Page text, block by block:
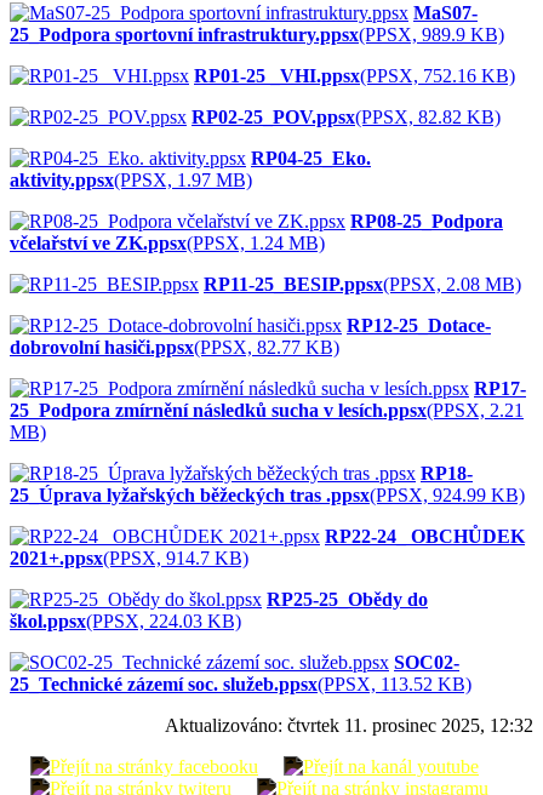
MaS07-
25_Podpora sportovní infrastruktury.ppsx(PPSX, 989.9 KB)
RP01-25 _VHI.ppsx(PPSX, 752.16 KB)
RP02-25_POV.ppsx(PPSX, 82.82 KB)
RP04-25_Eko.
aktivity.ppsx(PPSX, 1.97 MB)
RP08-25_Podpora
včelařství ve ZK.ppsx(PPSX, 1.24 MB)
RP11-25_BESIP.ppsx(PPSX, 2.08 MB)
RP12-25_Dotace-
dobrovolní hasiči.ppsx(PPSX, 82.77 KB)
RP17-
25_Podpora zmírnění následků sucha v lesích.ppsx(PPSX, 2.21
MB)
RP18-
25_Úprava lyžařských běžeckých tras .ppsx(PPSX, 924.99 KB)
RP22-24_ OBCHŮDEK
2021+.ppsx(PPSX, 914.7 KB)
RP25-25_Obědy do
škol.ppsx(PPSX, 224.03 KB)
SOC02-
25_Technické zázemí soc. služeb.ppsx(PPSX, 113.52 KB)
Aktualizováno: čtvrtek 11. prosinec 2025, 12:32